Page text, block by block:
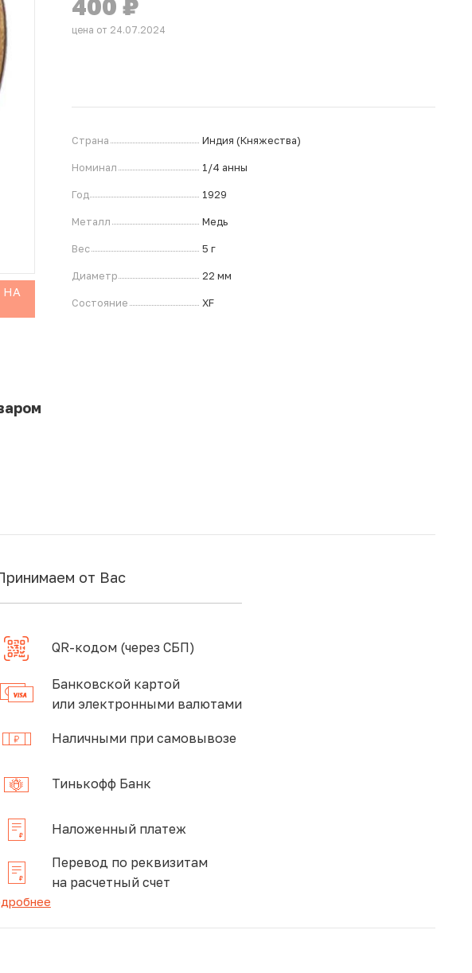
НА
400₽
цена от 24.07.2024
Страна Индия (Княжества)
Номинал 1/4 анны
Год 1929
Металл Медь
Вес 5 г
Диаметр 22 мм
Состояние XF
от Вас
QR-кодом (через СБП)
Банковской картой
или электронными валютами
Наличными при самовывозе
Тинькофф Банк
Наложенный платеж
Перевод по реквизитам
на расчетный счет